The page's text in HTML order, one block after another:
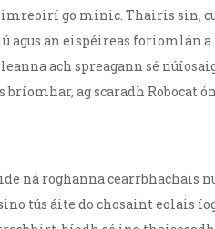
go minic. Thairis sin,
an eispéireas foriomlán
ach spreagann sé
ag scaradh Robocat
ná roghanna
tús áite do chosaint eolais